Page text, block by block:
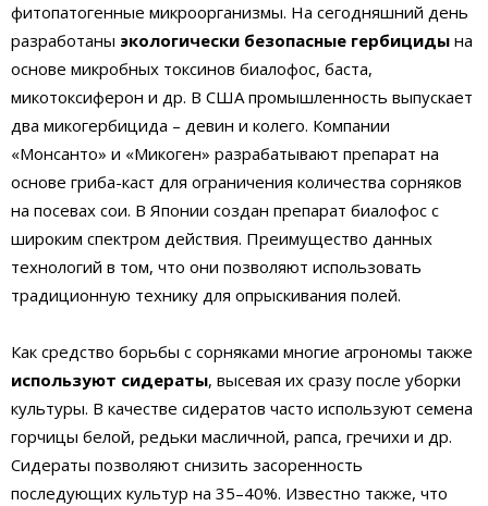
фитопатогенные микроорганизмы. На сегодняшний день
разработаны экологически безопасные гербициды на
основе микробных токсинов биалофос, баста,
микотоксиферон и др. В США промышленность выпускает
два микогербицида – девин и колего. Компании
«Монсанто» и «Микоген» разрабатывают препарат на
основе гриба-каст для ограничения количества сорняков
на посевах сои. В Японии создан препарат биалофос с
широким спектром действия. Преимущество данных
технологий в том, что они позволяют использовать
традиционную технику для опрыскивания полей.
Как средство борьбы с сорняками многие агрономы также
используют сидераты, высевая их сразу после уборки
культуры. В качестве сидератов часто используют семена
горчицы белой, редьки масличной, рапса, гречихи и др.
Сидераты позволяют снизить засоренность
последующих культур на 35–40%. Известно также, что